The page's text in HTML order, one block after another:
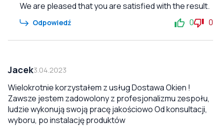
We are pleased that you are satisfied with the result.
Odpowiedź 0 0
Jacek3.04.2023
Wielokrotnie korzystałem z usług Dostawa Okien !
Zawsze jestem zadowolony z profesjonalizmu zespołu,
ludzie wykonują swoją pracę jakościowo Od konsultacji,
wyboru, po instalację produktów